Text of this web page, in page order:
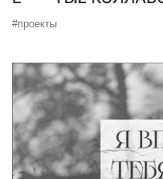
#проекты